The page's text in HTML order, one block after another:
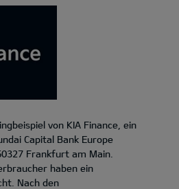
von KIA Finance, ein
Capital Bank Europe
Frankfurt am Main.
haben ein
Nach den